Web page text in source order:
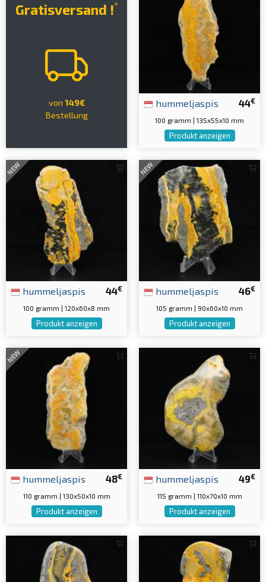
Gratisversand !*
von 149€
Bestellung
44€
hummeljaspis
100 gramm | 135x55x10 mm
Produkt anzeigen
NEW
44€
hummeljaspis
100 gramm | 120x60x8 mm
Produkt anzeigen
NEW
46€
hummeljaspis
105 gramm | 90x60x10 mm
Produkt anzeigen
NEW
48€
hummeljaspis
110 gramm | 130x50x10 mm
Produkt anzeigen
49€
hummeljaspis
115 gramm | 110x70x10 mm
Produkt anzeigen